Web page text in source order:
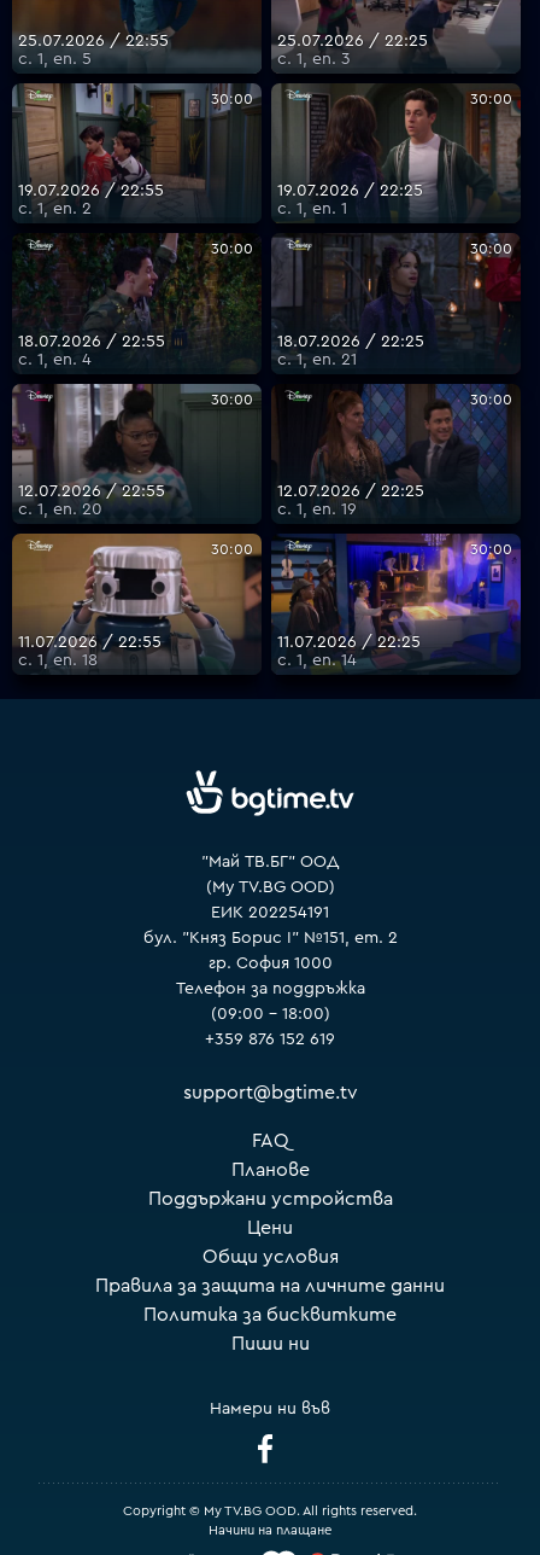
25.07.2026 / 22:55
с. 1, еп. 5
25.07.2026 / 22:25
с. 1, еп. 3
30:00
19.07.2026 / 22:55
с. 1, еп. 2
30:00
19.07.2026 / 22:25
с. 1, еп. 1
30:00
18.07.2026 / 22:55
с. 1, еп. 4
30:00
18.07.2026 / 22:25
с. 1, еп. 21
30:00
12.07.2026 / 22:55
с. 1, еп. 20
30:00
12.07.2026 / 22:25
с. 1, еп. 19
30:00
11.07.2026 / 22:55
с. 1, еп. 18
30:00
11.07.2026 / 22:25
с. 1, еп. 14
"Май ТВ.БГ" ООД
(My TV.BG OOD)
ЕИК 202254191
бул. "Княз Борис I" №151, ет. 2
гр. София 1000
Телефон за поддръжка
(09:00 – 18:00)
+359 876 152 619
support@bgtime.tv
FAQ
Планове
Поддържани устройства
Цени
Общи условия
Правила за защита на личните данни
Политика за бисквитките
Пиши ни
Намери ни във
Начини на плащане
Copyright © My TV.BG OOD. All rights reserved.